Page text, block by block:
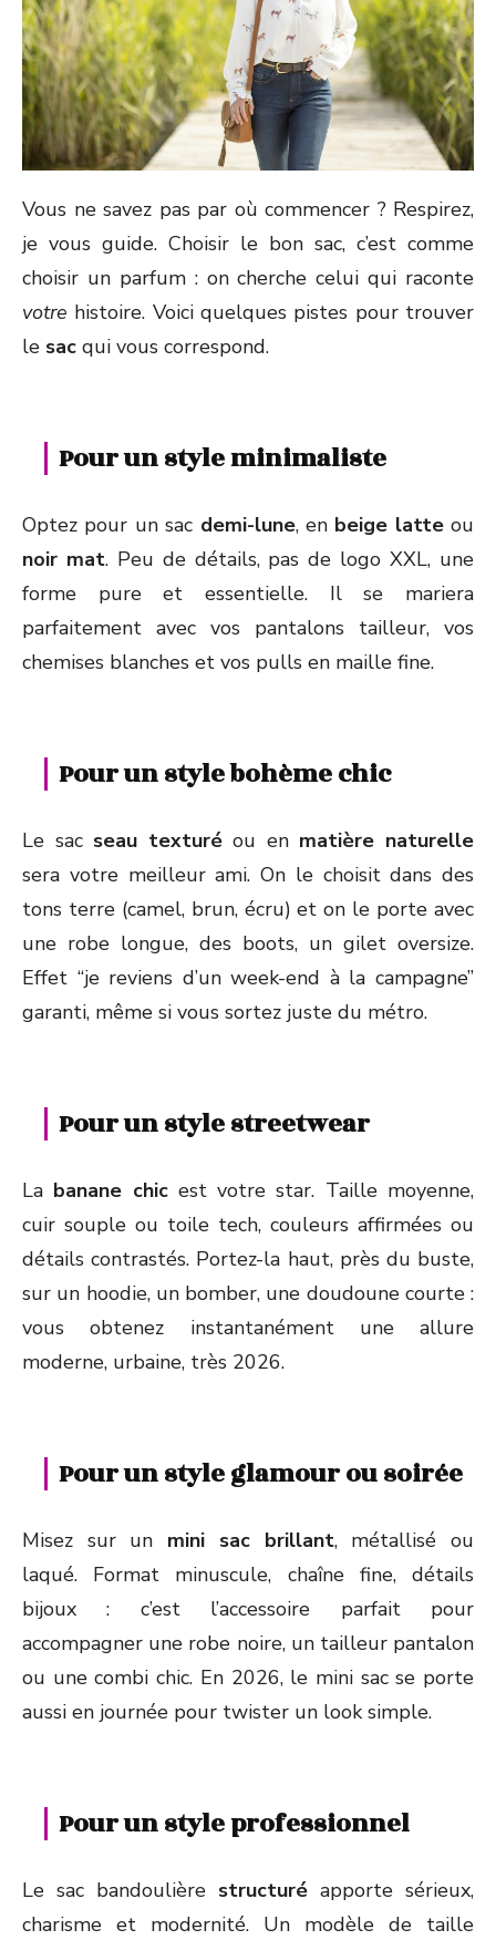
Vous ne savez pas par où commencer ? Respirez,
je vous guide. Choisir le bon sac, c’est comme
choisir un parfum : on cherche celui qui raconte
votre histoire. Voici quelques pistes pour trouver
le sac qui vous correspond.
Pour un style minimaliste
Optez pour un sac demi-lune, en beige latteou
noir mat. Peu de détails, pas de logo XXL, une
forme pure et essentielle. Il se mariera
parfaitement avec vos pantalons tailleur, vos
chemises blanches et vos pulls en maille fine.
Pour un style bohème chic
Le sac seau texturéou en matière naturelle
sera votre meilleur ami. On le choisit dans des
tons terre (camel, brun, écru) et on le porte avec
une robe longue, des boots, un gilet oversize.
Effet “je reviens d’un week-end à la campagne”
garanti, même si vous sortez juste du métro.
Pour un style streetwear
La banane chicest votre star. Taille moyenne,
cuir souple ou toile tech, couleurs affirmées ou
détails contrastés. Portez-la haut, près du buste,
sur un hoodie, un bomber, une doudoune courte :
vous obtenez instantanément une allure
moderne, urbaine, très 2026.
Pour un style glamour ou soirée
Misez sur un mini sac brillant, métallisé ou
laqué. Format minuscule, chaîne fine, détails
bijoux : c’est l’accessoire parfait pour
accompagner une robe noire, un tailleur pantalon
ou une combi chic. En 2026, le mini sac se porte
aussi en journée pour twister un look simple.
Pour un style professionnel
Le sac bandoulière structuré apporte sérieux,
charisme et modernité. Un modèle de taille